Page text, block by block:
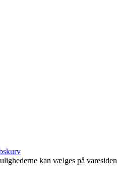
kan vælges på varesiden